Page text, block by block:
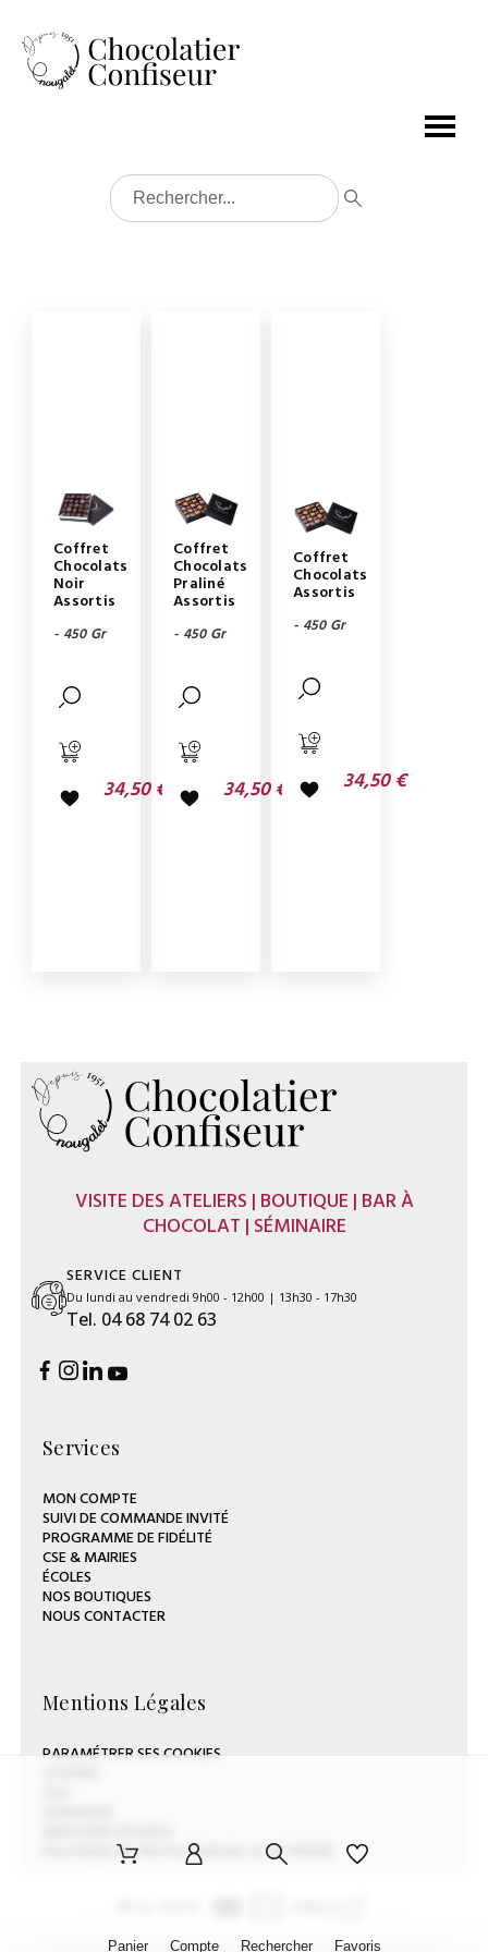
Coffret
Chocolats
Noir
Assortis
- 450 Gr
34,50 €
Coffret
Chocolats
Praliné
Assortis
- 450 Gr
34,50 €
Coffret
Chocolats
Assortis
- 450 Gr
34,50 €
VISITE DES ATELIERS | BOUTIQUE | BAR À
CHOCOLAT | SÉMINAIRE
SERVICE CLIENT
Du lundi au vendredi 9h00 - 12h00 | 13h30 - 17h30
Tel. 04 68 74 02 63
Services
MON COMPTE
SUIVI DE COMMANDE INVITÉ
PROGRAMME DE FIDÉLITÉ
CSE & MAIRIES
ÉCOLES
NOS BOUTIQUES
NOUS CONTACTER
Mentions Légales
PARAMÉTRER SES COOKIES
POLITIQUE DE PROTECTION DE LA VIE PRIVÉE
Panier Compte Rechercher Favoris